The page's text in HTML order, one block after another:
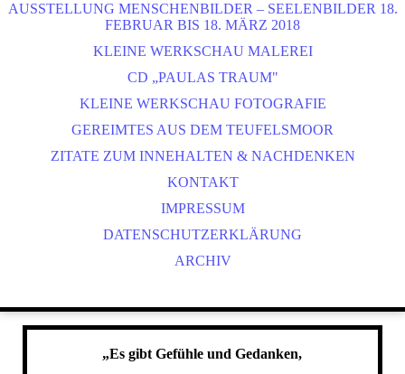
AUSSTELLUNG MENSCHENBILDER – SEELENBILDER 18.
FEBRUAR BIS 18. MÄRZ 2018
KLEINE WERKSCHAU MALEREI
CD „PAULAS TRAUM"
KLEINE WERKSCHAU FOTOGRAFIE
GEREIMTES AUS DEM TEUFELSMOOR
ZITATE ZUM INNEHALTEN & NACHDENKEN
KONTAKT
IMPRESSUM
DATENSCHUTZERKLÄRUNG
ARCHIV
„Es gibt Gefühle und Gedanken,